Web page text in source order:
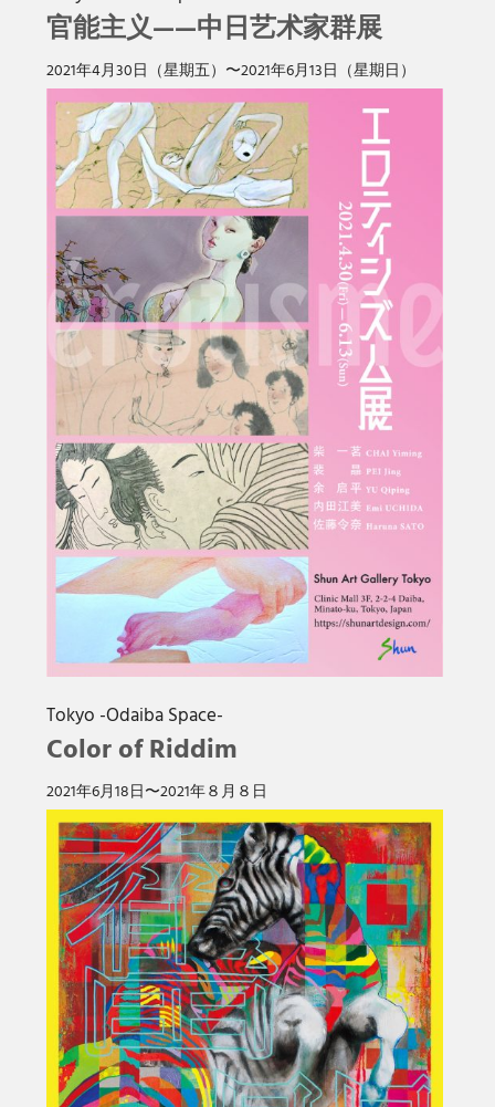
官能主义——中日艺术家群展
2021年4⽉30⽇（星期五）〜2021年6⽉13⽇（星期⽇）
Tokyo -Odaiba Space-
Color of Riddim
2021年6⽉18⽇〜2021年８⽉８⽇